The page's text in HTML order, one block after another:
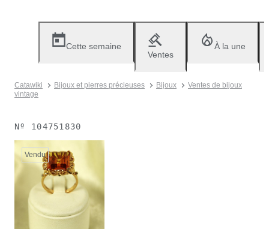
Cette semaine
Ventes
À la une
Catawiki Bijoux et pierres précieuses Bijoux
Ventes de bijoux
vintage
Nº 104751830
Vendu